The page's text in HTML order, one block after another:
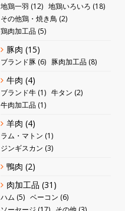
地鶏一羽 (12) 地鶏いろいろ (18)
その他鶏・焼き鳥 (2)
鶏肉加工品(5)
豚肉 (15)
ブランド豚(6) 豚肉加工品(8)
牛肉 (4)
ブランド牛(1) 牛タン (2)
牛肉加工品(1)
羊肉 (4)
ラム・マトン (1)
ジンギスカン (3)
鴨肉 (2)
肉加工品 (31)
ハム (5) ベーコン (6)